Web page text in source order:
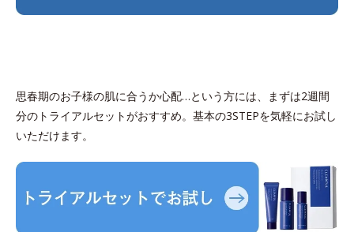
思春期のお子様の肌に合うか心配…という方には、まずは2週間
分のトライアルセットがおすすめ。基本の3STEPを気軽にお試し
いただけます。